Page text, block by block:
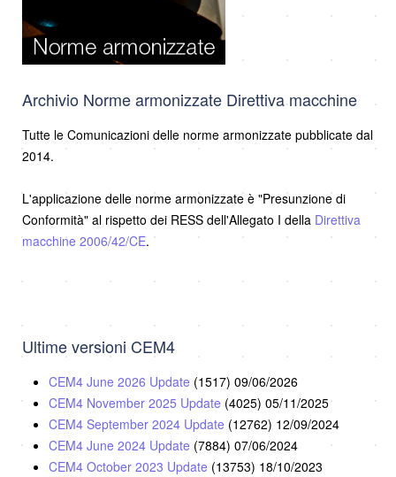
Archivio Norme armonizzate Direttiva macchine
Tutte le Comunicazioni delle norme armonizzate pubblicate dal
2014.
L'applicazione delle norme armonizzate è "Presunzione di
Conformità" al rispetto dei RESS dell'Allegato I della Direttiva
macchine 2006/42/CE.
Ultime versioni CEM4
CEM4 June 2026 Update (1517) 09/06/2026
CEM4 November 2025 Update (4025) 05/11/2025
CEM4 September 2024 Update (12762) 12/09/2024
CEM4 June 2024 Update (7884) 07/06/2024
CEM4 October 2023 Update (13753) 18/10/2023